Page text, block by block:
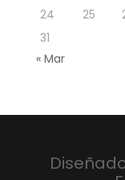
24
25
31
« Mar